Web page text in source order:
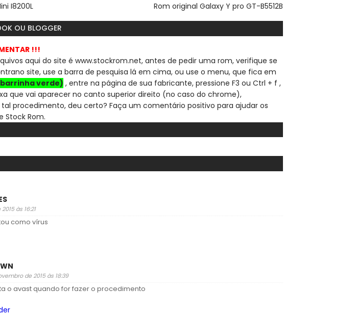
Rom original Galaxy Y pro GT-B5512B
I8200L
OU BLOGGER
!!!
aqui do site é www.stockrom.net, antes de pedir uma rom, verifique se
no site, use a barra de pesquisa lá em cima, ou use o menu, que fica em
verde) , entre na página de sua fabricante, pressione F3 ou Ctrl + f ,
que vai aparecer no canto superior direito (no caso do chrome),
procedimento, deu certo? Faça um comentário positivo para ajudar os
Stock Rom.
às 16:21
como vírus
de 2015 às 18:39
o avast quando for fazer o procedimento